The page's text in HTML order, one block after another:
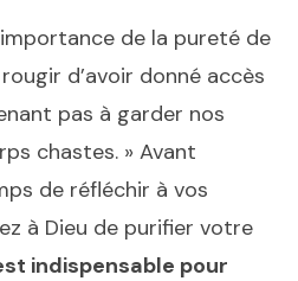
de la pureté de
d’avoir donné accès
pas à garder nos
chastes. » Avant
de réfléchir à vos
à Dieu de purifier votre
indispensable pour